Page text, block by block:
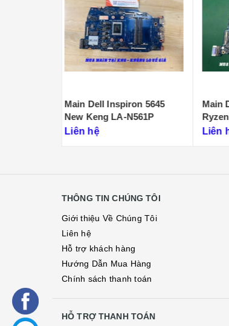
Main Dell Inspiron 5445
Ryzen 7-8840HS 223125-1
Liên hệ
Liên
THÔNG TIN CHÚNG TÔI
Giới thiệu Về Chúng Tôi
Liên hệ
Hỗ trợ khách hàng
Hướng Dẫn Mua Hàng
Chính sách thanh toán